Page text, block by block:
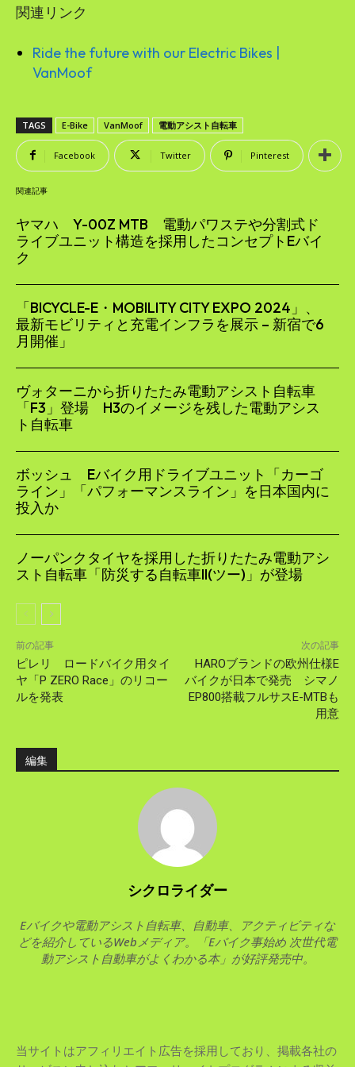
関連リンク
Ride the future with our Electric Bikes |
VanMoof
TAGS E-Bike VanMoof 電動アシスト自転車
Facebook Twitter Pinterest
関連記事
ヤマハ Y-00Z MTB 電動パワステや分割式ド
ライブユニット構造を採用したコンセプトEバイ
ク
「BICYCLE-E・MOBILITY CITY EXPO 2024」、
最新モビリティと充電インフラを展示 – 新宿で6
月開催」
ヴォターニから折りたたみ電動アシスト自転車
「F3」登場 H3のイメージを残した電動アシス
ト自転車
ボッシュ Eバイク用ドライブユニット「カーゴ
ライン」「パフォーマンスライン」を日本国内に
投入か
ノーパンクタイヤを採用した折りたたみ電動アシ
スト自転車「防災する自転車II(ツー)」が登場
前の記事
ピレリ ロードバイク用タイ
ヤ「P ZERO Race」のリコー
ルを発表
次の記事
HAROブランドの欧州仕様E
バイクが日本で発売 シマノ
EP800搭載フルサスE-MTBも
用意
編集
シクロライダー
Eバイクや電動アシスト自転車、自動車、アクティビティな
どを紹介しているWebメディア。「Eバイク事始め 次世代電
動アシスト自動車がよくわかる本」が好評発売中。
当サイトはアフィリエイト広告を採用しており、掲載各社の